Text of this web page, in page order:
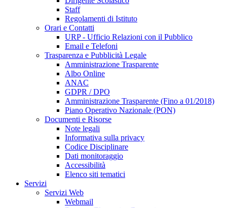
Staff
Regolamenti di Istituto
Orari e Contatti
URP - Ufficio Relazioni con il Pubblico
Email e Telefoni
Trasparenza e Pubblicità Legale
Amministrazione Trasparente
Albo Online
ANAC
GDPR / DPO
Amministrazione Trasparente (Fino a 01/2018)
Piano Operativo Nazionale (PON)
Documenti e Risorse
Note legali
Informativa sulla privacy
Codice Disciplinare
Dati monitoraggio
Accessibilità
Elenco siti tematici
Servizi
Servizi Web
Webmail